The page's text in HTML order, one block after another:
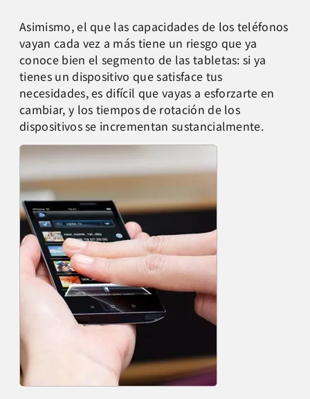
Asimismo, el que las capacidades de los teléfonos
vayan cada vez a más tiene un riesgo que ya
conoce bien el segmento de las tabletas: si ya
tienes un dispositivo que satisface tus
necesidades, es difícil que vayas a esforzarte en
cambiar, y los tiempos de rotación de los
dispositivos se incrementan sustancialmente.